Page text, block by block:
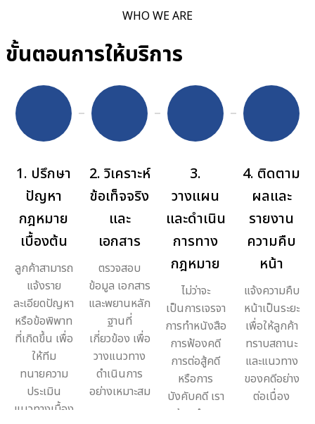
WHO WE ARE
ขั้นตอนการให้บริการ
1. ปรึกษา
ปัญหา
กฎหมาย
เบื้องต้น
ลูกค้าสามารถ
แจ้งราย
ละเอียดปัญหา
หรือข้อพิพาท
ที่เกิดขึ้น เพื่อ
ให้ทีม
ทนายความ
ประเมิน
แนวทางเบื้อง
2. วิเคราะห์
ข้อเท็จจริง
และ
เอกสาร
ตรวจสอบ
ข้อมูล เอกสาร
และพยานหลัก
ฐานที่
เกี่ยวข้อง เพื่อ
วางแนวทาง
ดำเนินการ
อย่างเหมาะสม
3.
วางแผน
และดำเนิน
การทาง
กฎหมาย
ไม่ว่าจะ
เป็นการเจรจา
การทำหนังสือ
การฟ้องคดี
การต่อสู้คดี
หรือการ
บังคับคดี เรา
พร้อมดำเนิน
4. ติดตาม
ผลและ
รายงาน
ความคืบ
หน้า
แจ้งความคืบ
หน้าเป็นระยะ
เพื่อให้ลูกค้า
ทราบสถานะ
และแนวทาง
ของคดีอย่าง
ต่อเนื่อง